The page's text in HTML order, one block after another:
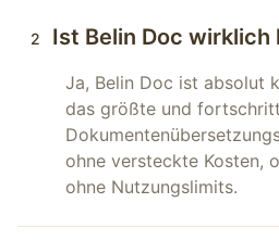
2 Ist Belin Doc wirklich
Ja, Belin Doc ist absolut
das größte und
ohne versteckte Kosten,
ohne Nutzungslimits.